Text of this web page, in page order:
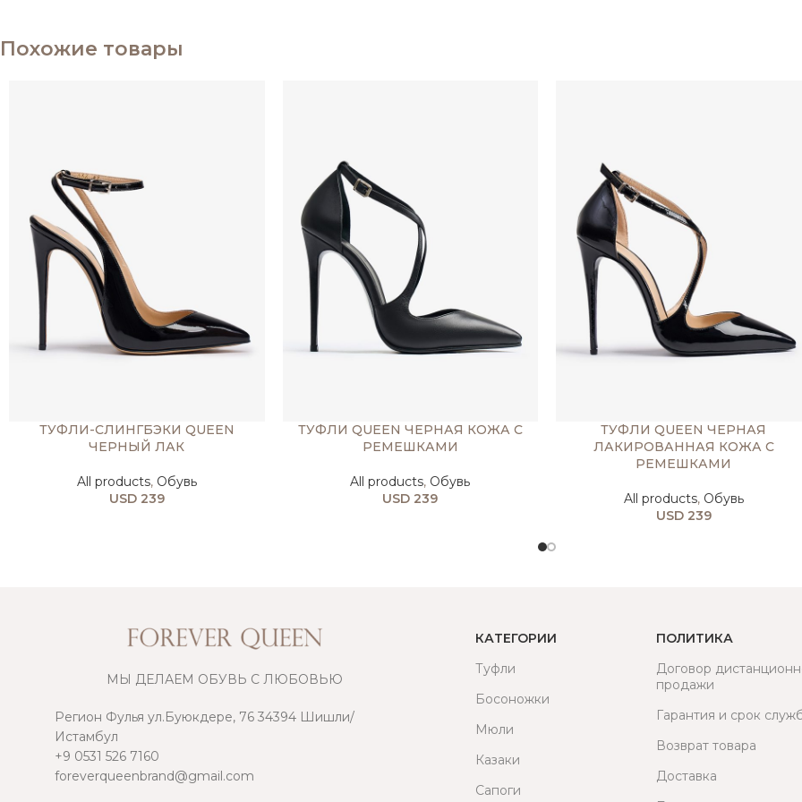
Похожие товары
ТУФЛИ-СЛИНГБЭКИ QUEEN
ЧЕРНЫЙ ЛАК
All products, Обувь
USD239
ТУФЛИ QUEEN ЧЕРНАЯ КОЖА С
РЕМЕШКАМИ
All products, Обувь
USD 239
ТУФЛИ QUEEN ЧЕРНАЯ
ЛАКИРОВАННАЯ КОЖА С
РЕМЕШКАМИ
All products, Обувь
USD239
МЫ ДЕЛАЕМ ОБУВЬ С ЛЮБОВЬЮ
Регион Фулья ул.Буюкдере, 76 34394 Шишли/
Истамбул
+9 0531 526 7160
foreverqueenbrand@gmail.com
КАТЕГОРИИ
Туфли
Босоножки
Мюли
Казаки
Сапоги
ПОЛИТИКА
Договор
продажи
Гарантия и срок
Возврат товара
Доставка